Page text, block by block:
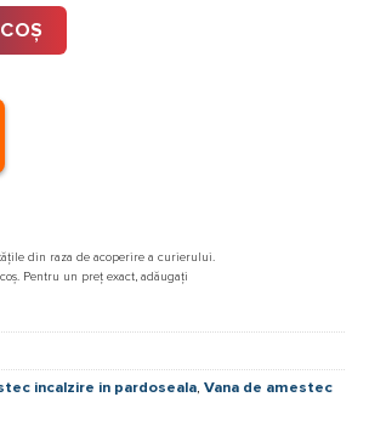
pardoseală si ACM ESBE VTA 572, 20-
din raza de acoperire a curierului.
Pentru un preț exact, adăugați
incalzire in pardoseala, Vana de amestec